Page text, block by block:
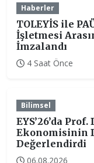
Haberler
TOLEYİS ile
İşletmesi
İmzalandı
4 Saat Önce
Bilimsel
EYS’26’da
Ekonomisinin
Değerlendirdi
06.08.2026